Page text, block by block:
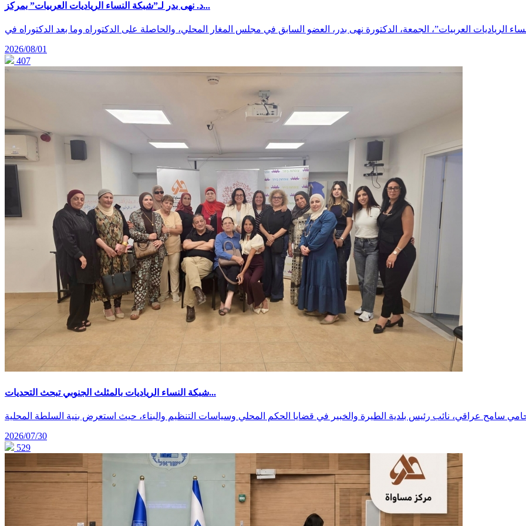
د. نهى بدر لـ”شبكة النساء الرياديات العربيات” بمركز...
2026/08/01
407
شبكة النساء الرياديات بالمثلث الجنوبي تبحث التحديات...
2026/07/30
529